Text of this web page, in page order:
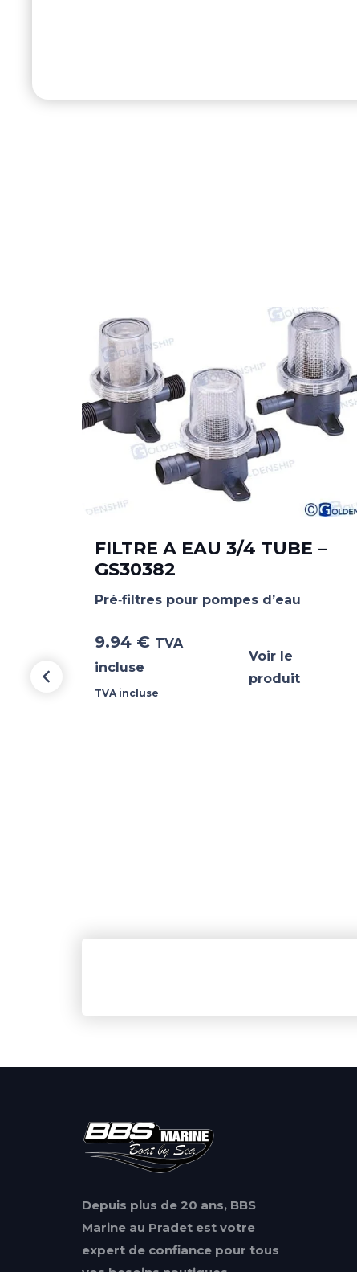
FILTRE A EAU 3/4 TUBE –
GS30382
Pré‐filtres pour pompes d’eau
9.94 € TVA
incluse
TVA incluse
Voir le
produit
Depuis plus de 20 ans, BBS
Marine au Pradet est votre
expert de confiance pour tous